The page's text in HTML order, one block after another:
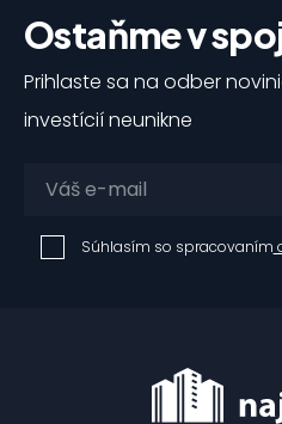
Ostaňme v
Prihlaste sa na odber
investícií neunikne
Súhlasím so spracovaním